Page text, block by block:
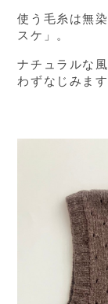
使う毛糸は無
スケ」。
ナチュラルな
わずなじみます